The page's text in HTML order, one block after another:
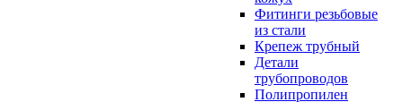
Фитинги резьбовые
из стали
Крепеж трубный
Детали
трубопроводов
Полипропилен